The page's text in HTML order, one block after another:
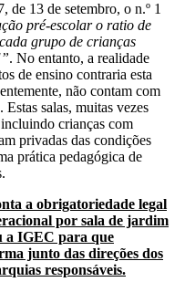
de 13 de setembro, o n.º 1
pré-escolar o ratio de
grupo de crianças
. No entanto, a realidade
de ensino contraria esta
não contam com
salas, muitas vezes
crianças com
privadas das condições
prática pedagógica de
a obrigatoriedade legal
por sala de jardim
a IGEC para que
junto das direções dos
responsáveis.